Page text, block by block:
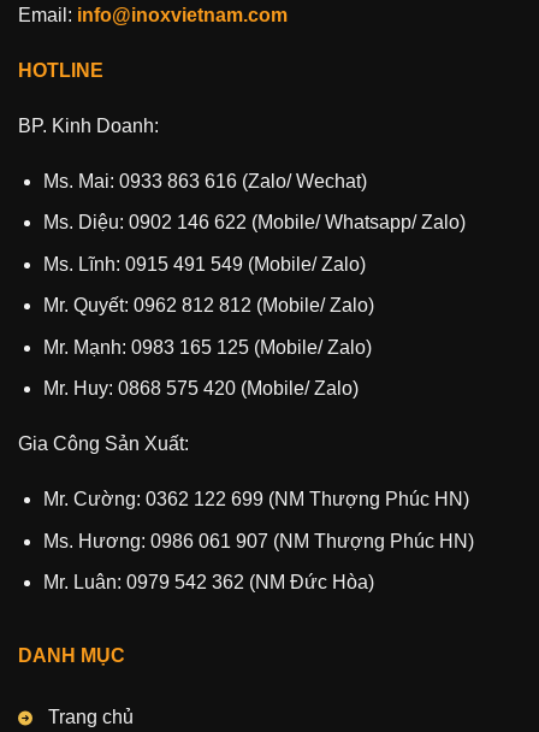
Email: info@inoxvietnam.com
HOTLINE
BP. Kinh Doanh:
Ms. Mai: 0933 863 616 (Zalo/ Wechat)
Ms. Diệu: 0902 146 622 (Mobile/ Whatsapp/ Zalo)
Ms. Lĩnh: 0915 491 549 (Mobile/ Zalo)
Mr. Quyết: 0962 812 812 (Mobile/ Zalo)
Mr. Mạnh: 0983 165 125 (Mobile/ Zalo)
Mr. Huy: 0868 575 420 (Mobile/ Zalo)
Gia Công Sản Xuất:
Mr. Cường: 0362 122 699 (NM Thượng Phúc HN)
Ms. Hương: 0986 061 907 (NM Thượng Phúc HN)
Mr. Luân: 0979 542 362 (NM Đức Hòa)
DANH MỤC
Trang chủ